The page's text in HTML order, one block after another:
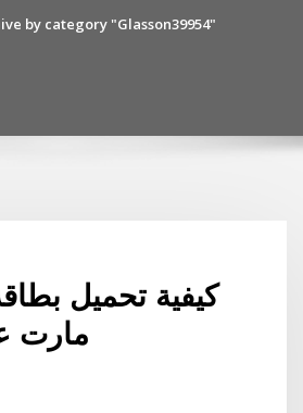
by category "Glasson39954"
كيفية تحميل
مارت